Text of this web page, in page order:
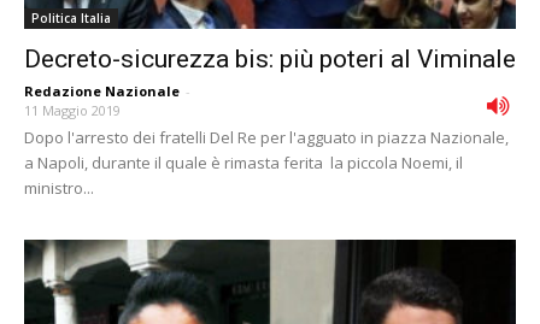
Politica Italia
Decreto-sicurezza bis: più poteri al Viminale
Redazione Nazionale -
11 Maggio 2019
Dopo l'arresto dei fratelli Del Re per l'agguato in piazza Nazionale,
a Napoli, durante il quale è rimasta ferita la piccola Noemi, il
ministro...